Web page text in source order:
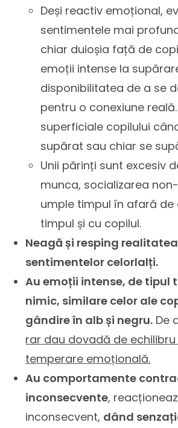
Deși reactiv emoțional,
sentimentele mai
chiar duioșia față de
emoții intense la
disponibilitatea de a se
pentru o conexiune
superficiale copilului
supărat sau chiar se
Unii părinți sunt excesiv
munca, socializarea
umple timpul în afară de
timpul și cu copilul.
Neagă și resping realitatea
sentimentelor celorlalți.
Au emoții intense, de tipul
nimic, similare celor ale
gândire în alb și negru. De
rar dau dovadă de echilibru
temperare emoțională.
Au comportamente
inconsecvente,
inconsecvent, dând